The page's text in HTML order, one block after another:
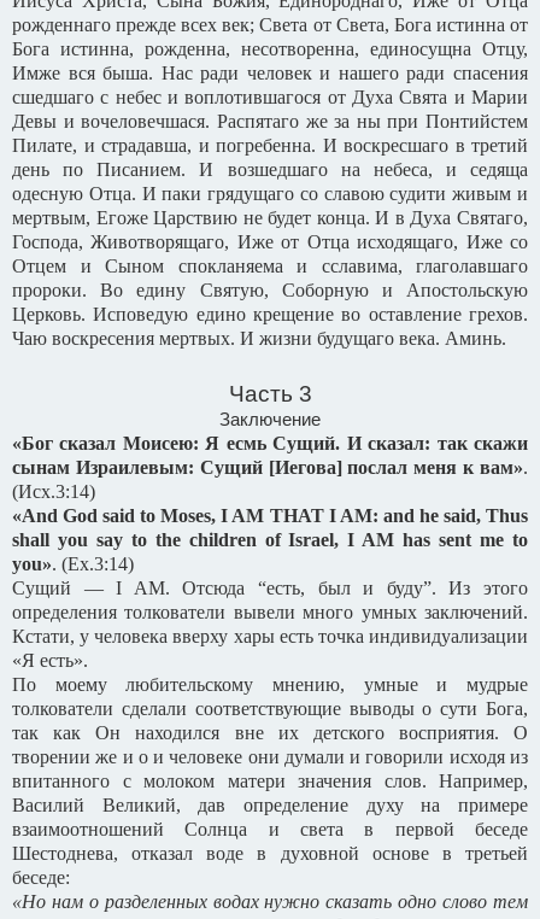
рожденнаго прежде всех век; Света от Света, Бога истинна от
Бога истинна, рожденна, несотворенна, единосущна Отцу,
Имже вся быша. Нас ради человек и нашего ради спасения
сшедшаго с небес и воплотившагося от Духа Свята и Марии
Девы и вочеловечшася. Распятаго же за ны при Понтийстем
Пилате, и страдавша, и погребенна. И воскресшаго в третий
день по Писанием. И возшедшаго на небеса, и седяща
одесную Отца. И паки грядущаго со славою судити живым и
мертвым, Егоже Царствию не будет конца. И в Духа Святаго,
Господа, Животворящаго, Иже от Отца исходящаго, Иже со
Отцем и Сыном спокланяема и сславима, глаголавшаго
пророки. Во едину Святую, Соборную и Апостольскую
Церковь. Исповедую едино крещение во оставление грехов.
Чаю воскресения мертвых. И жизни будущаго века. Аминь.
Часть 3
Заключение
«Бог сказал Моисею: Я есмь Сущий. И сказал: так скажи
сынам Израилевым: Сущий [Иегова] послал меня к вам».
(Исх.3:14)
«And God said to Moses, I AM THAT I AM: and he said, Thus
shall you say to the children of Israel, I AM has sent me to
you». (Ex.3:14)
Сущий — I AM. Отсюда “есть, был и буду”. Из этого
определения толкователи вывели много умных заключений.
Кстати, у человека вверху хары есть точка индивидуализации
«Я есть».
По моему любительскому мнению, умные и мудрые
толкователи сделали соответствующие выводы о сути Бога,
так как Он находился вне их детского восприятия. О
творении же и о и человеке они думали и говорили исходя из
впитанного с молоком матери значения слов. Например,
Василий Великий, дав определение духу на примере
взаимоотношений Солнца и света в первой беседе
Шестоднева, отказал воде в духовной основе в третьей
беседе:
«Но нам о разделенных водах нужно сказать одно слово тем